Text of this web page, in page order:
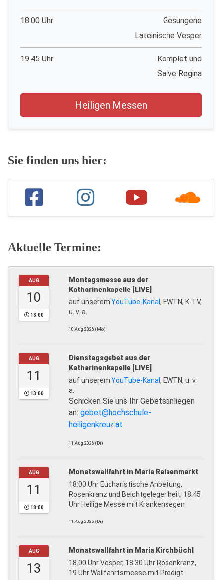
18.00 Uhr
Gesungene
Lateinische Vesper
19.45 Uhr
Komplet und
Salve Regina
Heiligen Messen
Sie finden uns hier:
Aktuelle Termine:
AUG
10
18:00
Montagsmesse aus der
Katharinenkapelle [LIVE]
auf unserem YouTube-Kanal, EWTN, K-TV,
u. v. a.
10.Aug.2026 (Mo)
AUG
11
13:00
Dienstagsgebet aus der
Katharinenkapelle [LIVE]
auf unserem YouTube-Kanal, EWTN, u. v.
a.
Schicken Sie uns Ihr Gebetsanliegen
an: gebet@hochschule-
heiligenkreuz.at
11.Aug.2026 (Di)
AUG
11
18:00
Monatswallfahrt in Maria Raisenmarkt
18:00 Uhr Eucharistische Anbetung,
Rosenkranz und Beichtgelegenheit; 18:45
Uhr Heilige Messe mit Krankensegen
11.Aug.2026 (Di)
AUG
13
Monatswallfahrt in Maria Kirchbüchl
18.00 Uhr Vesper, 18.30 Uhr Rosenkranz,
19 Uhr Wallfahrtsmesse mit Predigt.